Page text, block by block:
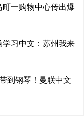
一购物中心传出爆
习中文：苏州我来
到钢琴！曼联中文